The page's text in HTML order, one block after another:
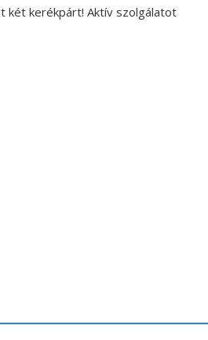
két kerékpárt! Aktív szolgálatot